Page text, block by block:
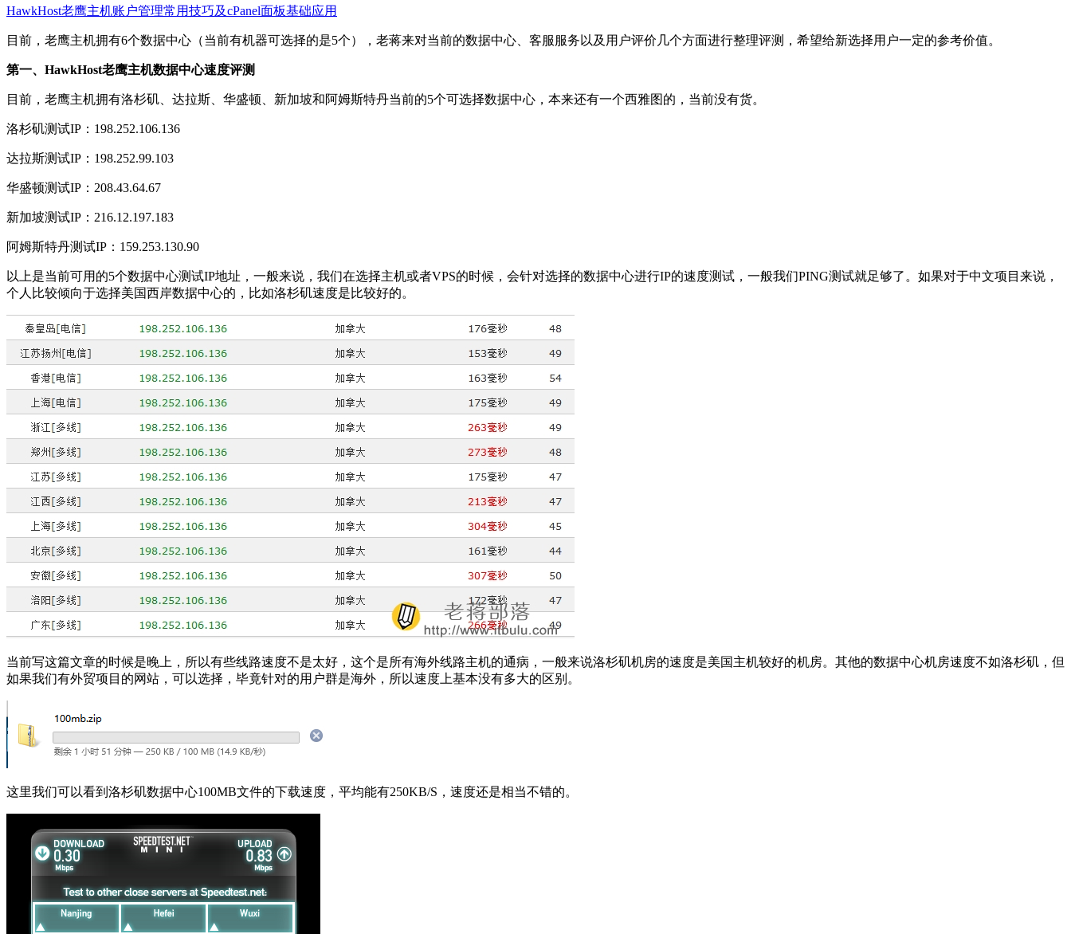
HawkHost老鹰主机账户管理常用技巧及cPanel面板基础应用
目前，老鹰主机拥有6个数据中心（当前有机器可选择的是5个），老蒋来对当前的数据中心、客服服务以及用户评价几个方面进行整理评测，希望给新选择用户一定的参考价值。
第一、HawkHost老鹰主机数据中心速度评测
目前，老鹰主机拥有洛杉矶、达拉斯、华盛顿、新加坡和阿姆斯特丹当前的5个可选择数据中心，本来还有一个西雅图的，当前没有货。
洛杉矶测试IP：198.252.106.136
达拉斯测试IP：198.252.99.103
华盛顿测试IP：208.43.64.67
新加坡测试IP：216.12.197.183
阿姆斯特丹测试IP：159.253.130.90
以上是当前可用的5个数据中心测试IP地址，一般来说，我们在选择主机或者VPS的时候，会针对选择的数据中心进行IP的速度测试，一般我们PING测试就足够了。如果对于中文项目来说，
个人比较倾向于选择美国西岸数据中心的，比如洛杉矶速度是比较好的。
当前写这篇文章的时候是晚上，所以有些线路速度不是太好，这个是所有海外线路主机的通病，一般来说洛杉矶机房的速度是美国主机较好的机房。其他的数据中心机房速度不如洛杉矶，但
如果我们有外贸项目的网站，可以选择，毕竟针对的用户群是海外，所以速度上基本没有多大的区别。
这里我们可以看到洛杉矶数据中心100MB文件的下载速度，平均能有250KB/S，速度还是相当不错的。